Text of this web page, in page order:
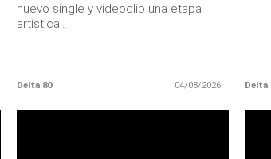
nuevo single y videoclip una etapa
artística...
Delta 80 04/08/2026 Delta